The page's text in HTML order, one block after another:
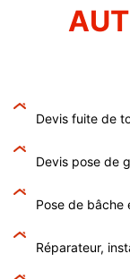
Devis fuite de
Devis pose de
Pose de bâche
Réparateur,